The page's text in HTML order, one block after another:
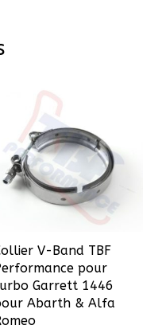
V-Band TBF
pour
Garrett 1446
Abarth & Alfa